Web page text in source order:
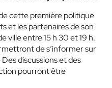
cette première politique
et les partenaires de son
ville entre 15 h 30 et 19 h.
de s’informer sur
discussions et des
pourront être